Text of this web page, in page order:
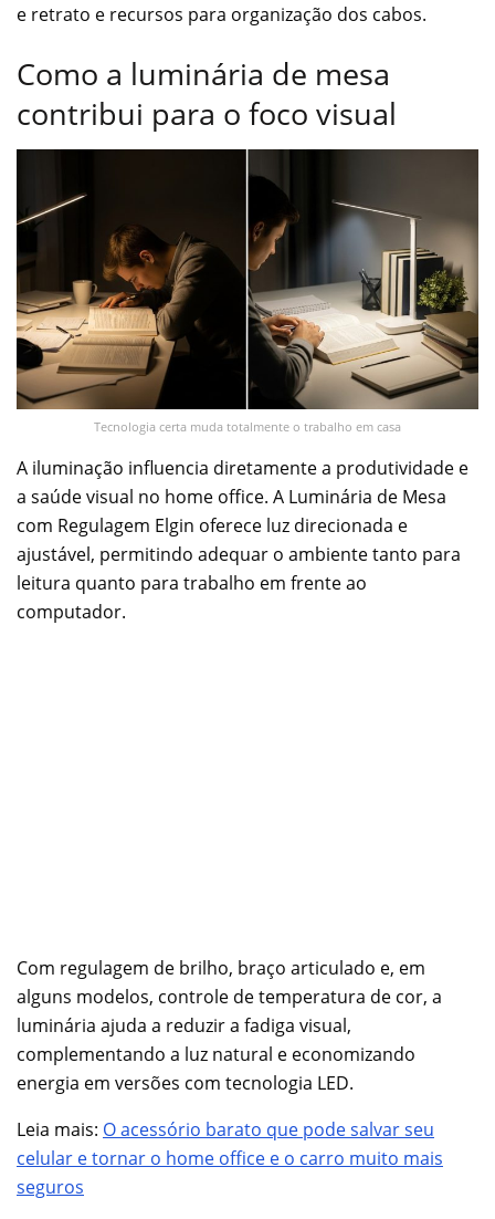
e retrato e recursos para organização dos cabos.
Como a luminária de mesa
contribui para o foco visual
Tecnologia certa muda totalmente o trabalho em casa
A iluminação influencia diretamente a produtividade e
a saúde visual no home office. A Luminária de Mesa
com Regulagem Elgin oferece luz direcionada e
ajustável, permitindo adequar o ambiente tanto para
leitura quanto para trabalho em frente ao
computador.
Com regulagem de brilho, braço articulado e, em
alguns modelos, controle de temperatura de cor, a
luminária ajuda a reduzir a fadiga visual,
complementando a luz natural e economizando
energia em versões com tecnologia LED.
Leia mais: O acessório barato que pode salvar seu
celular e tornar o home office e o carro muito mais
seguros